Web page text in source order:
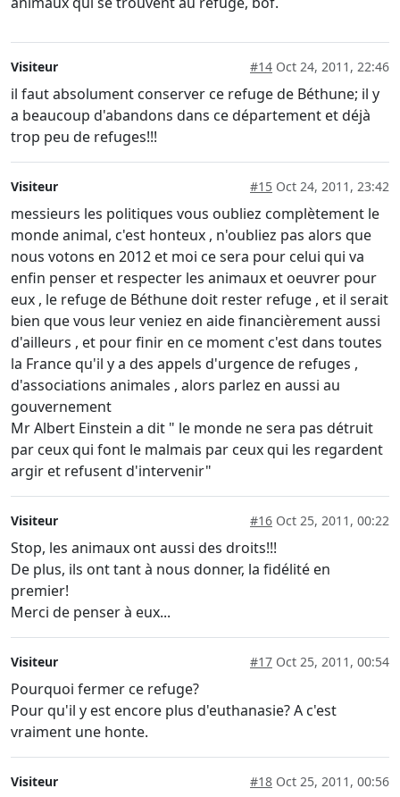
Visiteur #14 Oct 24, 2011, 22:46
il faut absolument conserver ce refuge de Béthune; il y
a beaucoup d'abandons dans ce département et déjà
trop peu de refuges!!!
Visiteur #15 Oct 24, 2011, 23:42
messieurs les politiques vous oubliez complètement le
monde animal, c'est honteux , n'oubliez pas alors que
nous votons en 2012 et moi ce sera pour celui qui va
enfin penser et respecter les animaux et oeuvrer pour
eux , le refuge de Béthune doit rester refuge , et il serait
bien que vous leur veniez en aide financièrement aussi
d'ailleurs , et pour finir en ce moment c'est dans toutes
la France qu'il y a des appels d'urgence de refuges ,
d'associations animales , alors parlez en aussi au
gouvernement
Mr Albert Einstein a dit " le monde ne sera pas détruit
par ceux qui font le malmais par ceux qui les regardent
argir et refusent d'intervenir"
Visiteur #16 Oct 25, 2011, 00:22
Stop, les animaux ont aussi des droits!!!
De plus, ils ont tant à nous donner, la fidélité en
premier!
Merci de penser à eux...
Visiteur #17 Oct 25, 2011, 00:54
Pourquoi fermer ce refuge?
Pour qu'il y est encore plus d'euthanasie? A c'est
vraiment une honte.
Visiteur #18 Oct 25, 2011, 00:56